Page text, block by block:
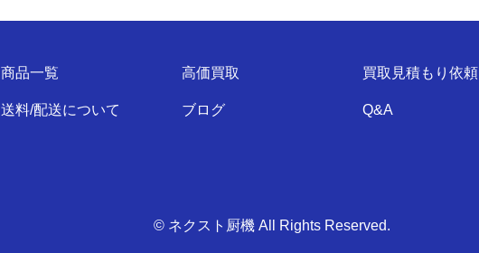
商品一覧 高価買取 買取見積もり依頼
送料/配送について ブログ Q&A
© ネクスト厨機 All Rights Reserved.